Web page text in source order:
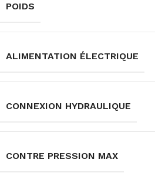
POIDS
ALIMENTATION ÉLECTRIQUE
CONNEXION HYDRAULIQUE
CONTRE PRESSION MAX